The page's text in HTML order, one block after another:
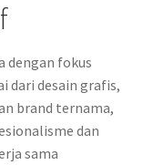
dengan fokus
dari desain grafis,
brand ternama,
dan
sama